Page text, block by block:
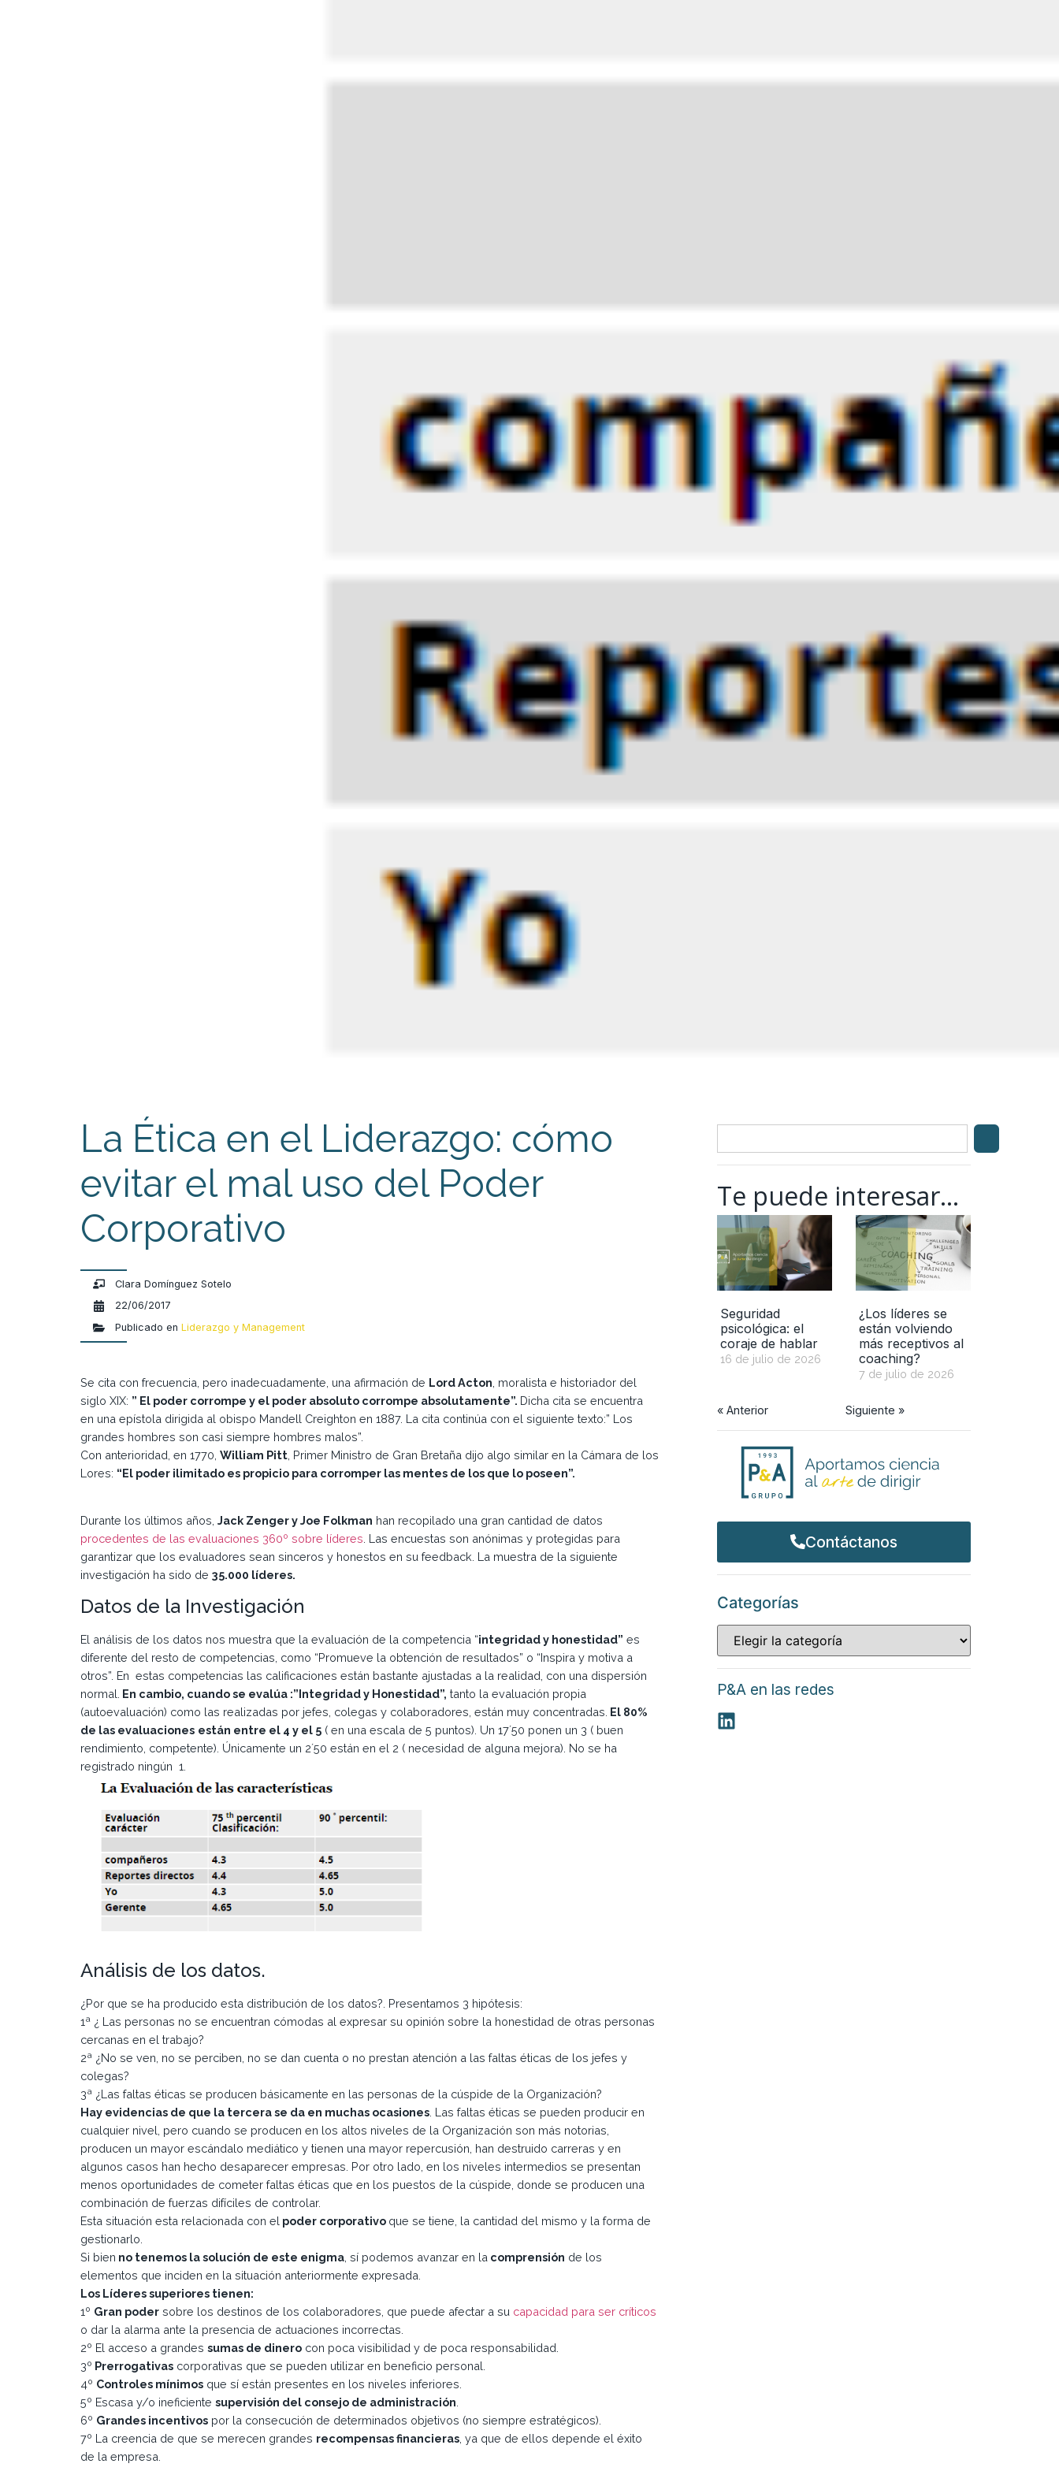
La Ética en el Liderazgo: cómo
evitar el mal uso del Poder
Corporativo
Clara Domínguez Sotelo
22/06/2017
Publicado en Liderazgo y Management
Se cita con frecuencia, pero inadecuadamente, una afirmación de Lord Acton , moralista e historiador del
siglo XIX: ” El poder corrompe y el poder absoluto corrompe absolutamente”. Dicha cita se encuentra
en una epístola dirigida al obispo Mandell Creighton en 1887. La cita continúa con el siguiente texto:” Los
grandes hombres son casi siempre hombres malos”.
Con anterioridad, en 1770, William Pitt , Primer Ministro de Gran Bretaña dijo algo similar en la Cámara de los
Lores: “El poder ilimitado es propicio para corromper las mentes de los que lo poseen”.
Durante los últimos años, Jack Zenger y Joe Folkman han recopilado una gran cantidad de datos
procedentes de las evaluaciones 360º sobre líderes . Las encuestas son anónimas y protegidas para
garantizar que los evaluadores sean sinceros y honestos en su feedback. La muestra de la siguiente
investigación ha sido de 35.000 líderes.
Datos de la Investigación
El análisis de los datos nos muestra que la evaluación de la competencia “integridad y honestidad” es
diferente del resto de competencias, como “Promueve la obtención de resultados” o “Inspira y motiva a
otros”. En estas competencias las calificaciones están bastante ajustadas a la realidad, con una dispersión
normal. En cambio, cuando se evalúa :”Integridad y Honestidad”, tanto la evaluación propia
(autoevaluación) como las realizadas por jefes, colegas y colaboradores, están muy concentradas. El 80%
de las evaluaciones están entre el 4 y el 5 ( en una escala de 5 puntos). Un 17´50 ponen un 3 ( buen
rendimiento, competente). Únicamente un 2´50 están en el 2 ( necesidad de alguna mejora). No se ha
registrado ningún 1.
Análisis de los datos.
¿Por que se ha producido esta distribución de los datos?. Presentamos 3 hipótesis:
1ª ¿ Las personas no se encuentran cómodas al expresar su opinión sobre la honestidad de otras personas
cercanas en el trabajo?
2ª ¿No se ven, no se perciben, no se dan cuenta o no prestan atención a las faltas éticas de los jefes y
colegas?
3ª ¿Las faltas éticas se producen básicamente en las personas de la cúspide de la Organización?
Hay evidencias de que la tercera se da en muchas ocasiones . Las faltas éticas se pueden producir en
cualquier nivel, pero cuando se producen en los altos niveles de la Organización son más notorias,
producen un mayor escándalo mediático y tienen una mayor repercusión, han destruido carreras y en
algunos casos han hecho desaparecer empresas. Por otro lado, en los niveles intermedios se presentan
menos oportunidades de cometer faltas éticas que en los puestos de la cúspide, donde se producen una
combinación de fuerzas difíciles de controlar.
Esta situación esta relacionada con el poder corporativo que se tiene, la cantidad del mismo y la forma de
gestionarlo.
Si bien no tenemos la solución de este enigma , sí podemos avanzar en la comprensión de los
elementos que inciden en la situación anteriormente expresada.
Los Líderes superiores tienen:
1º Gran poder sobre los destinos de los colaboradores, que puede afectar a su capacidad para ser críticos
o dar la alarma ante la presencia de actuaciones incorrectas.
2º El acceso a grandes sumas de dinero con poca visibilidad y de poca responsabilidad.
3º Prerrogativas corporativas que se pueden utilizar en beneficio personal.
4º Controles mínimos que sí están presentes en los niveles inferiores.
5º Escasa y/o ineficiente supervisión del consejo de administración
6º Grandes incentivos por la consecución de determinados objetivos (no siempre estratégicos).
7º La creencia de que se merecen grandes recompensas financieras , ya que de ellos depende el éxito
de la empresa.
Te puede interesar...
Seguridad
psicológica: el
coraje de hablar
16 de julio de 2026
¿Los líderes se
están volviendo
más receptivos al
coaching?
7 de julio de 2026
« Anterior Siguiente »
Contáctanos
Categorías
P&A en las redes